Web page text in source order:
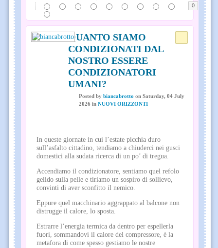
0
QUANTO SIAMO
CONDIZIONATI DAL
NOSTRO ESSERE
CONDIZIONATORI
UMANI?
Posted by biancabrotto on Saturday, 04 July
2026 in NUOVI ORIZZONTI
In queste giornate in cui l’estate picchia duro
sull’asfalto cittadino, tendiamo a chiuderci nei gusci
domestici alla sudata ricerca di un po’ di tregua.
Accendiamo il condizionatore, sentiamo quel refolo
gelido sulla pelle e tiriamo un sospiro di sollievo,
convinti di aver sconfitto il nemico.
Eppure quel macchinario aggrappato al balcone non
distrugge il calore, lo sposta.
Estrarre l’energia termica da dentro per espellerla
fuori, sommandovi il calore del compressore, è la
metafora di come spesso gestiamo le nostre